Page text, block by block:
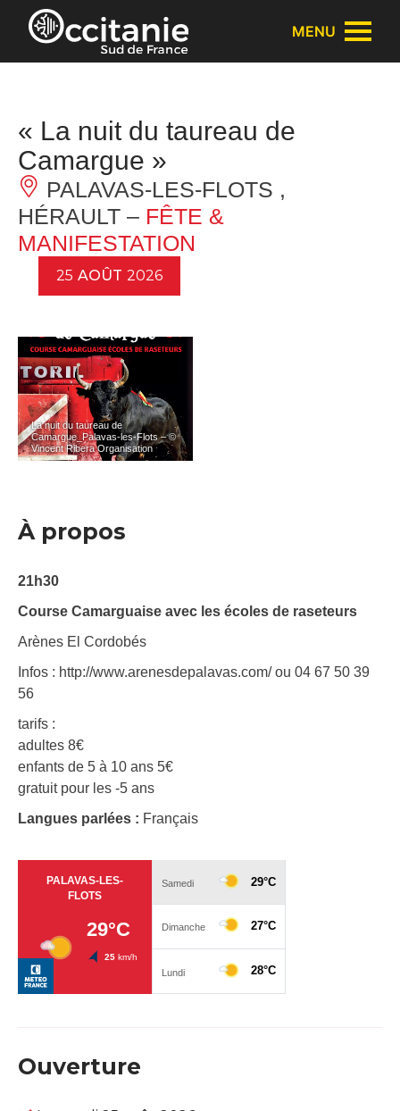
Panneau de gestion des cookies
MENU
« La nuit du taureau de
Camargue »
PALAVAS-LES-FLOTS ,
HÉRAULT – FÊTE &
MANIFESTATION
25 AOÛT 2026
La nuit du taureau de
Camargue_Palavas-les-Flots – ©
Vincent Ribera Organisation
À propos
21h30
Course Camarguaise avec les écoles de raseteurs
Arènes El Cordobés
Infos : http://www.arenesdepalavas.com/ ou 04 67 50 39
56
tarifs :
adultes 8€
enfants de 5 à 10 ans 5€
gratuit pour les -5 ans
Langues parlées : Français
Ouverture